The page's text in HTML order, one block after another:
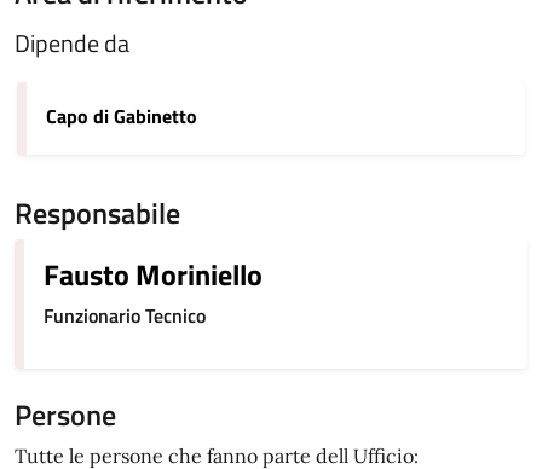
Dipende da
Capo di Gabinetto
Responsabile
Fausto Moriniello
Funzionario Tecnico
Persone
Tutte le persone che fanno parte dell Ufficio: